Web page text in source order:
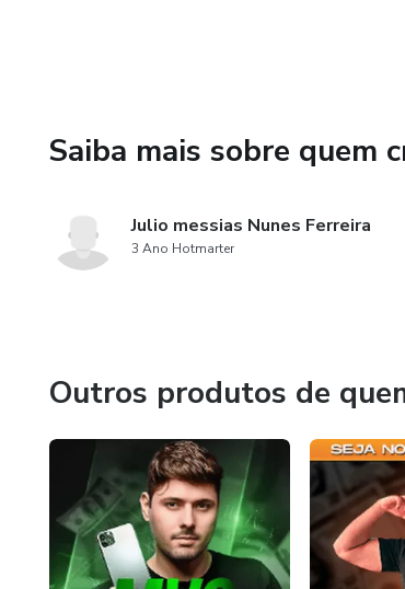
Saiba mais sobre quem
Julio messias Nunes Ferreira
3 Ano Hotmarter
Outros produtos de